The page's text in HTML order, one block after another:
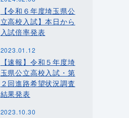
【令和６年度埼玉県公
立高校入試】本日から
入試倍率発表
2023.01.12
【速報】令和５年度埼
玉県公立高校入試・第
２回進路希望状況調査
結果発表
2023.10.30